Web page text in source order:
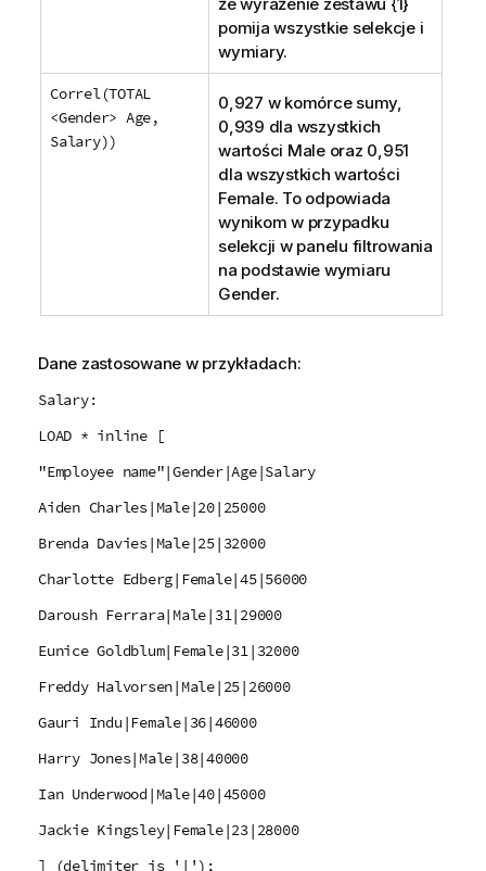
że wyrażenie zestawu {1}
pomija wszystkie selekcje i
wymiary.
Correl(TOTAL
<Gender> Age,
Salary))
0,927 w komórce sumy,
0,939 dla wszystkich
wartości Maleoraz 0,951
dla wszystkich wartości
Female. To odpowiada
wynikom w przypadku
selekcji w panelu filtrowania
na podstawie wymiaru
Gender.
Dane zastosowane w przykładach:
Salary:
LOAD * inline [
"Employee name"|Gender|Age|Salary
Aiden Charles|Male|20|25000
Brenda Davies|Male|25|32000
Charlotte Edberg|Female|45|56000
Daroush Ferrara|Male|31|29000
Eunice Goldblum|Female|31|32000
Freddy Halvorsen|Male|25|26000
Gauri Indu|Female|36|46000
Harry Jones|Male|38|40000
Ian Underwood|Male|40|45000
Jackie Kingsley|Female|23|28000
] (delimiter is '|');